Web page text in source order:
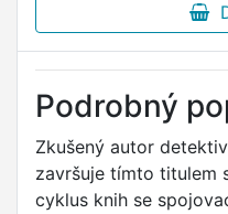
Podrobný
Zkušený autor
završuje tímto titulem
cyklus knih se